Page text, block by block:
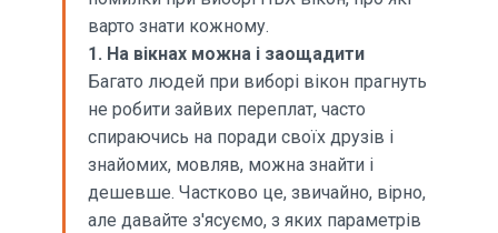
варто знати кожному.
1. На вікнах можна і заощадити
Багато людей при виборі вікон прагнуть
не робити зайвих переплат, часто
спираючись на поради своїх друзів і
знайомих, мовляв, можна знайти і
дешевше. Частково це, звичайно, вірно,
але давайте з'ясуємо, з яких параметрів